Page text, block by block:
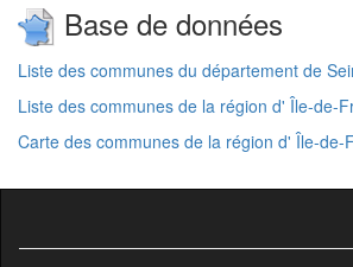
Base de données
Liste des communes du département de
Liste des communes de la région d' Île-de-
Carte des communes de la région d' Île-de-